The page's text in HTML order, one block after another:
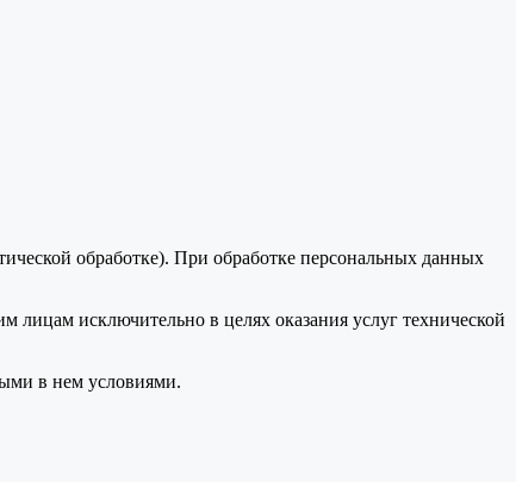
обработке). При обработке персональных данных
лицам исключительно в целях оказания услуг технической
в нем условиями.